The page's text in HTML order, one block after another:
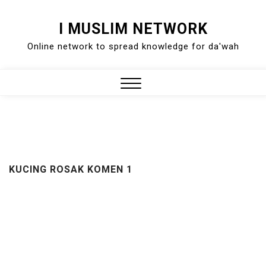
content
I MUSLIM NETWORK
Online network to spread knowledge for da'wah
KUCING ROSAK KOMEN 1